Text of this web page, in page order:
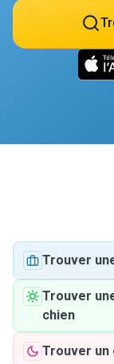
Trouver
Trouver
chien
Trouver un